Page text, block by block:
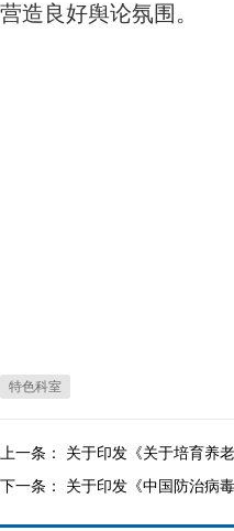
营造良好舆论氛围。
特色科室
上一条： 关于印发《关于培育养
下一条： 关于印发《中国防治病